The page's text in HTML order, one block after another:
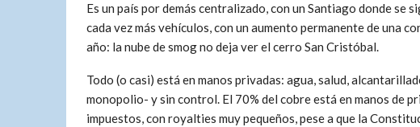
Es un país por demás centralizado, con un Santiago donde se
cada vez más vehículos, con un aumento permanente de una
año: la nube de smog no deja ver el cerro San Cristóbal.
Todo (o casi) está en manos privadas: agua, salud,
monopolio- y sin control. El 70% del cobre está en manos de
impuestos, con royalties muy pequeños, pese a que la